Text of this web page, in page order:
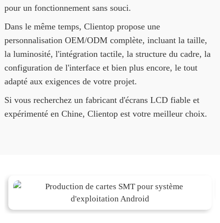
pour un fonctionnement sans souci.
Dans le même temps, Clientop propose une
personnalisation OEM/ODM complète, incluant la taille,
la luminosité, l'intégration tactile, la structure du cadre, la
configuration de l'interface et bien plus encore, le tout
adapté aux exigences de votre projet.
Si vous recherchez un fabricant d'écrans LCD fiable et
expérimenté en Chine, Clientop est votre meilleur choix.